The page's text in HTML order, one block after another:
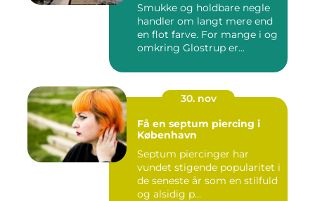
Smukke og holdbare negle
handler om langt mere end
en flot farve. For mange i og
omkring Glostrup er...
30. nov
Få en septum piercing i
København
Septum piercinger har
vundet stigende popularitet i
de seneste år som en stilfuld
og alsidig p...